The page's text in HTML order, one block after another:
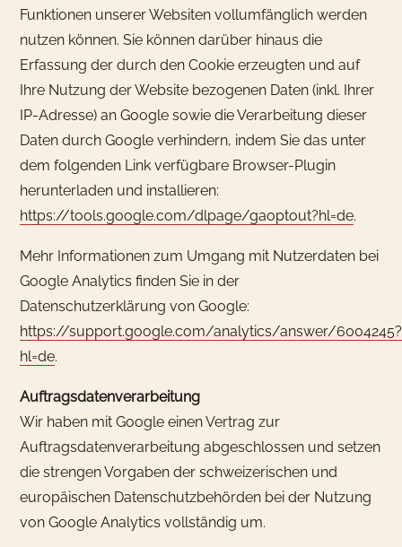
Funktionen unserer Websiten vollumfänglich werden
nutzen können. Sie können darüber hinaus die
Erfassung der durch den Cookie erzeugten und auf
Ihre Nutzung der Website bezogenen Daten (inkl. Ihrer
IP-Adresse) an Google sowie die Verarbeitung dieser
Daten durch Google verhindern, indem Sie das unter
dem folgenden Link verfügbare Browser-Plugin
herunterladen und installieren:
https://tools.google.com/dlpage/gaoptout?hl=de.
Mehr Informationen zum Umgang mit Nutzerdaten bei
Google Analytics finden Sie in der
Datenschutzerklärung von Google:
https://support.google.com/analytics/answer/6004245?
hl=de.
Auftragsdatenverarbeitung
Wir haben mit Google einen Vertrag zur
Auftragsdatenverarbeitung abgeschlossen und setzen
die strengen Vorgaben der schweizerischen und
europäischen Datenschutzbehörden bei der Nutzung
von Google Analytics vollständig um.